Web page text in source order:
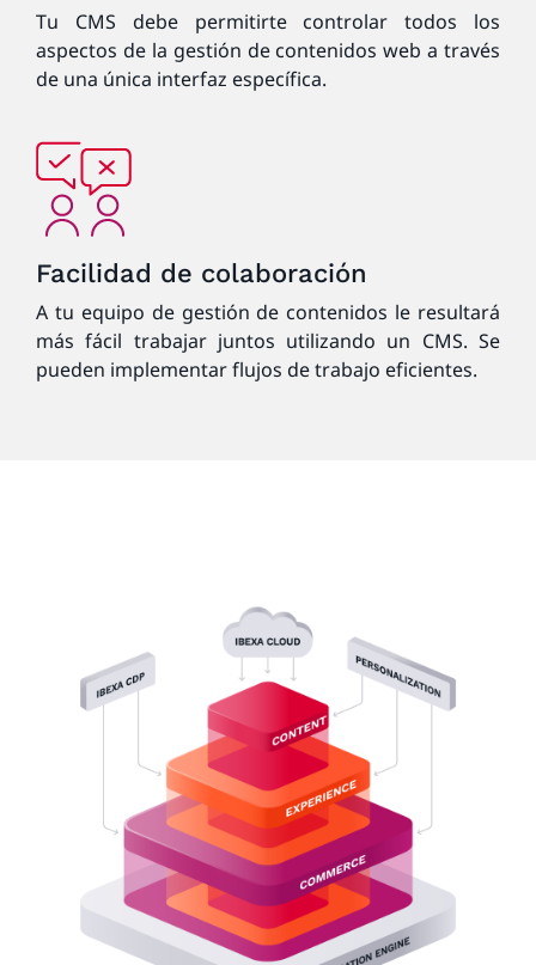
Tu CMS debe permitirte controlar todos los
aspectos de la gestión de contenidos web a través
de una única interfaz específica.
Facilidad de colaboración
A tu equipo de gestión de contenidos le resultará
más fácil trabajar juntos utilizando un CMS. Se
pueden implementar flujos de trabajo eficientes.